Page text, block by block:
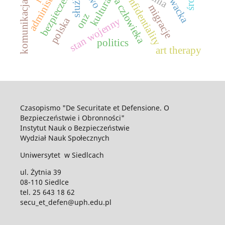
kultura
stan wojennyconfidentiality
politics
art therapy
onz
polska migracje
Czasopismo "De Securitate et Defensione. O
Bezpieczeństwie i Obronności"
Instytut Nauk o Bezpieczeństwie
Wydział Nauk Społecznych
Uniwersytet w Siedlcach
ul. Żytnia 39
08-110 Siedlce
tel. 25 643 18 62
secu_et_defen@uph.edu.pl